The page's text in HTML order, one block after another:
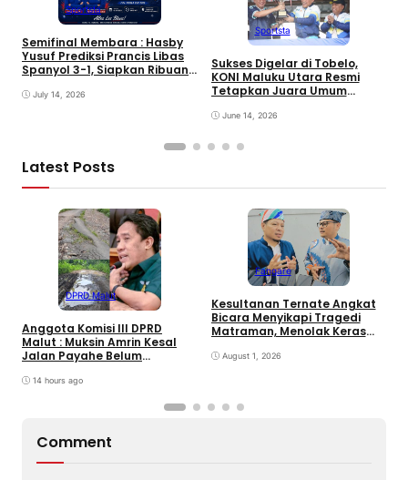
Sportsta
Semifinal Membara : Hasby
Yusuf Prediksi Prancis Libas
Spanyol 3-1, Siapkan Ribuan
Benteng Orange
July 14, 2026
Sportsta
Sukses Digelar di Tobelo,
KONI Maluku Utara Resmi
Tetapkan Juara Umum
June 14, 2026
Latest Posts
DPRD Malut
Anggota Komisi III DPRD
Malut : Muksin Amrin Kesal
Jalan Payahe Belum
14 hours ago
Fangare
Kesultanan Ternate Angkat
Bicara Menyikapi Tragedi
Matraman, Menolak Keras
Rasisme
August 1, 2026
Comment